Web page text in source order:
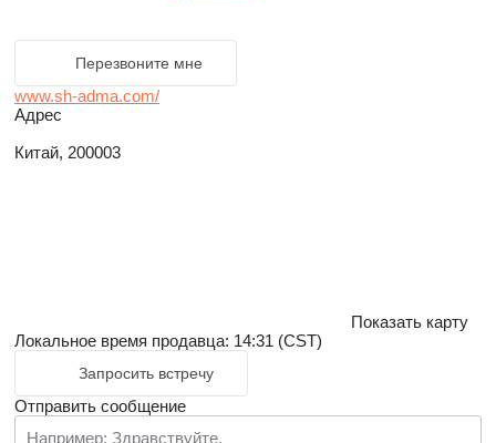
Перезвоните мне
www.sh-adma.com/
Адрес
Китай, 200003
Показать карту
Локальное время продавца: 14:31 (CST)
Запросить встречу
Отправить сообщение